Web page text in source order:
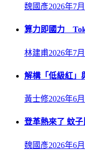
魏國彥2026年7
算力即國力
林建甫2026年7
解構「低級紅」
黃士修2026年6
登革熱來了 蚊
魏國彥2026年6